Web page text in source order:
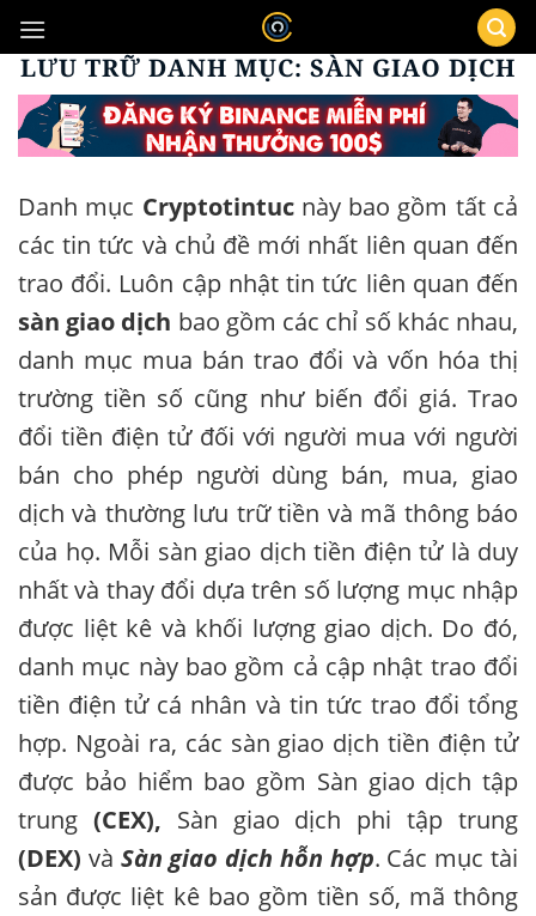
qua
nội
dung
LƯU TRỮ DANH MỤC: SÀN GIAO DỊCH
Danh mục Cryptotintucnày bao gồm tất cả
các tin tức và chủ đề mới nhất liên quan đến
trao đổi. Luôn cập nhật tin tức liên quan đến
sàn giao dịch bao gồm các chỉ số khác nhau,
danh mục mua bán trao đổi và vốn hóa thị
trường tiền số cũng như biến đổi giá. Trao
đổi tiền điện tử đối với người mua với người
bán cho phép người dùng bán, mua, giao
dịch và thường lưu trữ tiền và mã thông báo
của họ. Mỗi sàn giao dịch tiền điện tử là duy
nhất và thay đổi dựa trên số lượng mục nhập
được liệt kê và khối lượng giao dịch. Do đó,
danh mục này bao gồm cả cập nhật trao đổi
tiền điện tử cá nhân và tin tức trao đổi tổng
hợp. Ngoài ra, các sàn giao dịch tiền điện tử
được bảo hiểm bao gồm Sàn giao dịch tập
trung (CEX), Sàn giao dịch phi tập trung
(DEX) và Sàn giao dịch hỗn hợp. Các mục tài
sản được liệt kê bao gồm tiền số, mã thông